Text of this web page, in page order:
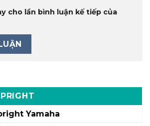
cho lần bình luận kế tiếp của
Yamaha